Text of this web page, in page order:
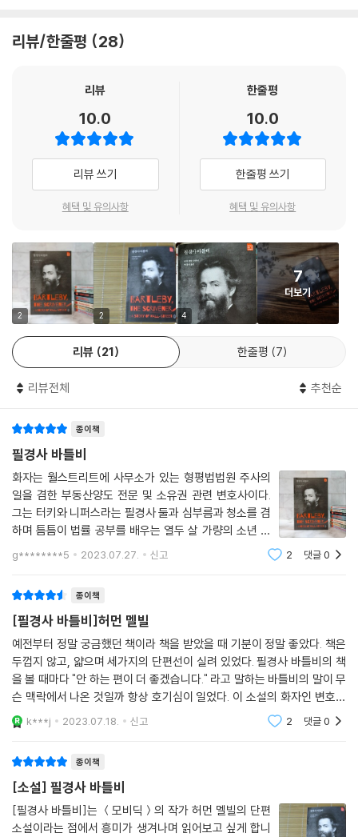
까? 제 수탉이 선생님에게 활기를 북돋워 주지 않았습니까? 그리고 저는
고요. 울어, 트럼펫.”
지붕이 흔들렸다.
--- p.131
처녀들은 옆에 있는 바구니에서 길쭉한 넝마 조각들을 끄집어내, 예리한
칼날 위에 갖다 대고 앞뒤로 긁으면서 모든 이음매를 갈가리 뜯어내 넝마
조각을 보풀처럼 만들었다. 유독성 미립자가 공기 속에서 사방으로 떠돌며
“이곳이 넝마 작업실이에요.” 소년이 기침을 하며 말했다.
“정말로 숨 막히는 방이군.” 나도 콜록거리며 대답했다. “그런데 저 여자들
은 기침을 하지 않네.”
“오, 저들은 습관이 돼버렸어요.”
--- p.174
나는 모피 옷을 걸치고 묵상에 잠긴 뒤 이내 악마의 지하 감옥을 벗어나 언
덕길을 올라갔다. 검은 협곡에서 썰매를 세우자, 나는 다시 한번 템플바의
아 외쳤다. “오! 총각들의 천국이여! 오! 처녀들의 지옥이여!”
--- p.187
부와 명예가 최대의 삶의 조건이 되는 19세기 미국의 월가를 배경으로 한
변호사 사무실에 취직한 필경사 바틀비는 시간이 지날수록 화자(변호사)
의 요청을 모두 거절하면서 “안 하는 편이 더 좋겠습니다.”라는 말만 되풀
이한다. 왜 그랬을까. 19세기 중반의 미국은 자본주의가 발달하며 영리목
적을 위해 인간을 도구로, 상품으로 전락시키고 있었다. 작품 속 변호사는
내고 있었다. 그리하여 바틀비는 노동은 물론이고 변호사의 권위까지 거부
함으로써, 수동적이지만 자본주의적 질서를 거부하는 것이다. 바틀비의 소
극적 저항은 관습과 위선으로 가득 찬 변호사의 이기주의에 의해 처참하게
무너져 그는 결국 죽음을 맞이한다.
“아무리 큰 돈을 줘도 수탉을 팔지 않겠소!”
머스크, 그의 황금빛 수탉에 대한 이야기이다. 메리머스크는 바틀비처럼
다는 화자의 요청을 뿌리친 메리머스크의 행위는 가난에 찌들어 있지만,
자신이 처한 현실에 주눅들지 않고 당당히 자본에 맞서겠다는 행위로 볼
수 있다. 바틀비가 자본주의 사회에서 처참하게 무너져 죽음을 피해 갈 수
없었다면, 메리머스크는 자발적으로 물화에 저항하며 초연하게 죽어간다.
“종이처럼 시들어가는 처녀들의 노동”
공장에서 종이처럼 시들어가는 ‘처녀들’(직공들)에 대한 이야기이다. 목숨
을 갉아먹는 처녀들의 힘겨운 노동은 ‘총각들의 천국’과 대비된다. 톱니바
퀴의 톱니처럼 분절된 삶을 사는 처녀들의 노동을 딛고, 자본주의 수혜자
들은 안락한 삶을 살고 있다고 멜빌은 말한다. 19세기에 이미 자본주의의
비극성을 엄중하게 경고하고 있는 것이다.
리뷰/한줄평 28
리뷰
10.0
리뷰 쓰기
혜택 및 유의사항
한줄평
10.0
한줄평 쓰기
혜택 및 유의사항
2 2 4
7
더보기
리뷰 21 한줄평 7
리뷰전체 추천순
종이책
필경사 바틀비
화자는 월스트리트에 사무소가 있는 형평법법원 주사의
일을 겸한 부동산양도 전문 및 소유권 관련 변호사이다.
그는 터키와 니퍼스라는 필경사 둘과 심부름과 청소를 겸
하며 틈틈이 법률 공부를 배우는 열두 살 가량의 소년 급
사 진저넛을 직원으로 고용하고 있었다. 터키는 변호사
와 비슷한 예순 살에 가까운 사람으로 매일 낮 12시를 기
g********5 2023.07.27. 신고 2 댓글0
종이책
[필경사 바틀비]허먼 멜빌
예전부터 정말 궁금했던 책이라 책을 받았을 때 기분이 정말 좋았다. 책은
두껍지 않고, 얇으며 세가지의 단편선이 실려 있었다. 필경사 바틀비의 책
을 볼 때마다 "안 하는 편이 더 좋겠습니다." 라고 말하는 바틀비의 말이 무
슨 맥락에서 나온 것일까 항상 호기심이 일었다. 이 소설의 화자인 변호사
가 바틀비를 채용하면서 일어나는 에피소드에 관한 내용이다. 변호사는
자신이 고용
k***j 2023.07.18. 신고 2 댓글0
종이책
[소설] 필경사 바틀비
[필경사 바틀비]는 ＜모비딕＞의 작가 허먼 멜빌의 단편
소설이라는 점에서 흥미가 생겨나며 읽어보고 싶게 합니